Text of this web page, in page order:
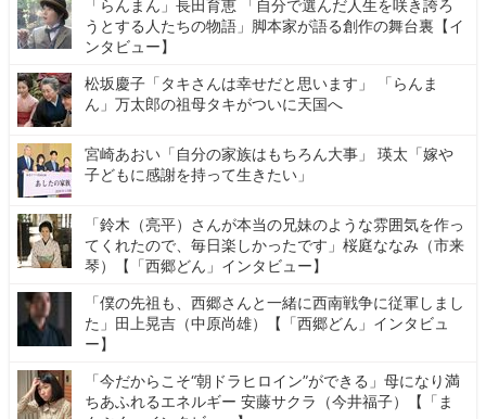
「らんまん」長田育恵 「自分で選んだ人生を咲き誇ろ
うとする人たちの物語」脚本家が語る創作の舞台裏【イ
ンタビュー】
松坂慶子「タキさんは幸せだと思います」 「らんま
ん」万太郎の祖母タキがついに天国へ
宮崎あおい「自分の家族はもちろん大事」 瑛太「嫁や
子どもに感謝を持って生きたい」
「鈴木（亮平）さんが本当の兄妹のような雰囲気を作っ
てくれたので、毎日楽しかったです」桜庭ななみ（市来
琴）【「西郷どん」インタビュー】
「僕の先祖も、西郷さんと一緒に西南戦争に従軍しまし
た」田上晃吉（中原尚雄）【「西郷どん」インタビュ
ー】
「今だからこそ“朝ドラヒロイン”ができる」母になり満
ちあふれるエネルギー 安藤サクラ（今井福子）【「ま